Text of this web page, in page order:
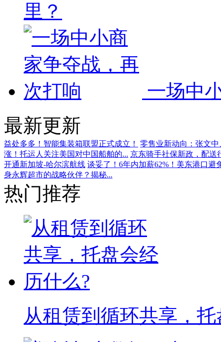
里？
一场中
最新更新
益处多多！智能集装箱联盟正式成立！
零售业新动向：张文
涨！托运人关注美国对中国船舶的... 京东骑手社保新政，配送
开通新加坡-哈尔滨航线 谈妥了！6年内加薪62%！美东港口避
身永辉超市的战略伙伴？揭秘...
热门推荐
从租赁到循环共享，